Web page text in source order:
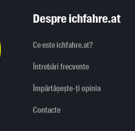
Despre ichfahre.at
Ce este ichfahre.at?
Întrebări frecvente
Împărtășește-ți opinia
Contacte